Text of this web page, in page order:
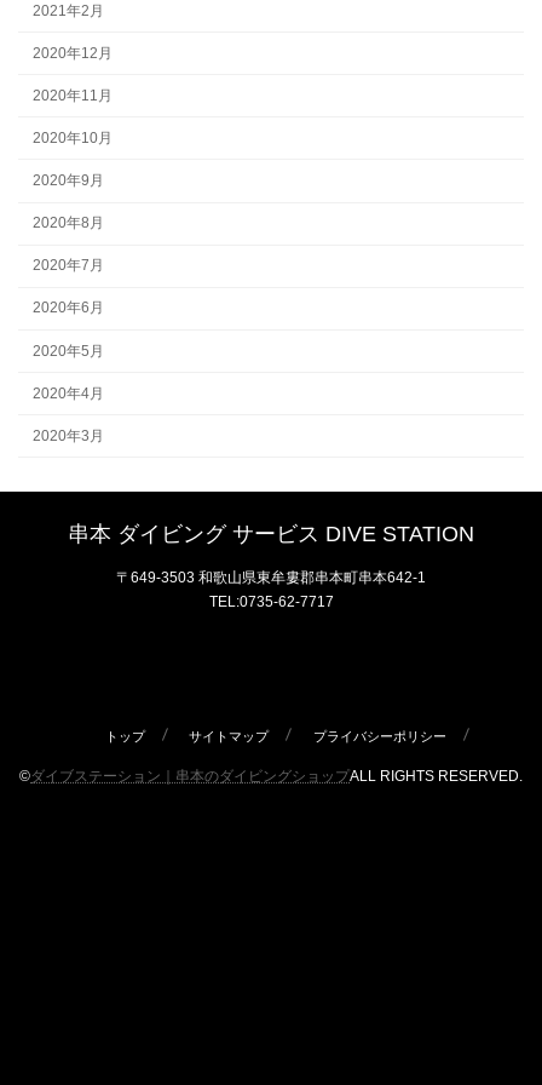
2021年2月
2020年12月
2020年11月
2020年10月
2020年9月
2020年8月
2020年7月
2020年6月
2020年5月
2020年4月
2020年3月
串本 ダイビング サービス DIVE STATION
〒649-3503 和歌山県東牟婁郡串本町串本642-1
TEL:0735-62-7717
トップ サイトマップ プライバシーポリシー
©ダイブステーション｜串本のダイビングショップALL RIGHTS RESERVED.